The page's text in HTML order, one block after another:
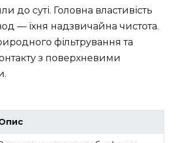
до суті. Головна властивість
— їхня надзвичайна чистота.
фільтрування та
з поверхневими